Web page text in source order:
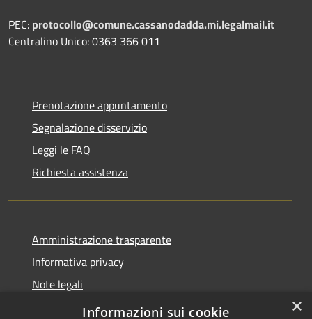
PEC: protocollo@comune.cassanodadda.mi.legalmail.it
Centralino Unico: 0363 366 011
Prenotazione appuntamento
Segnalazione disservizio
Leggi le FAQ
Richiesta assistenza
Amministrazione trasparente
Informativa privacy
Note legali
Dichiarazione di accessibilità
×
Informazioni sui cookie